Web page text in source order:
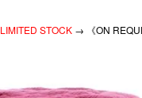
LIMITED STOCK → 《ON